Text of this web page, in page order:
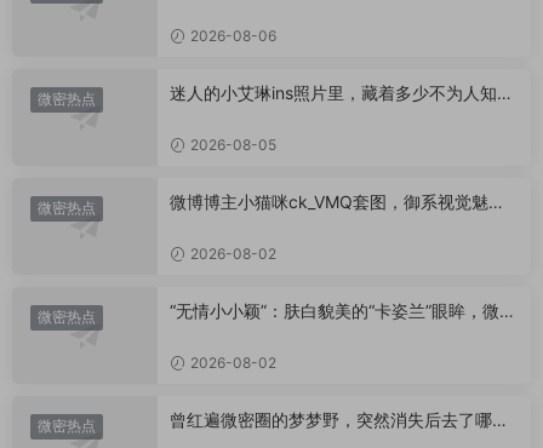
2026-08-06
微密热点
迷人的小艾琳ins照片里，藏着多少不为人知的
2026-08-05
微密热点
微博博主小猫咪ck_VMQ套图，御系视觉魅力
2026-08-02
微密热点
“无情小小颖”：肤白貌美的“卡姿兰”眼眸，微密
2026-08-02
微密热点
曾红遍微密圈的梦梦野，突然消失后去了哪